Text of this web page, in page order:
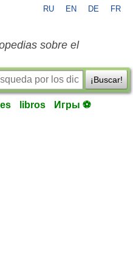
RU EN DE FR
sobre el
¡Buscar!
libros Игры ⚽